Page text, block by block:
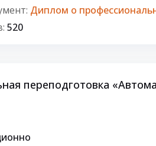
Диплом о
520
переподготовка